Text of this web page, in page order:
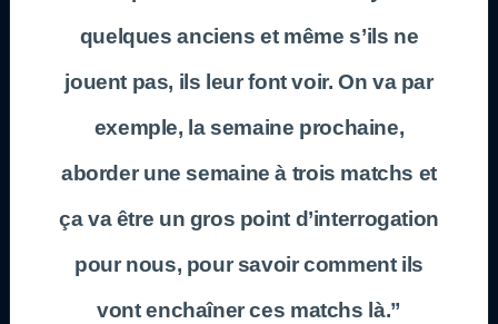
quelques anciens et même s’ils ne
jouent pas, ils leur font voir. On va par
exemple, la semaine prochaine,
aborder une semaine à trois matchs et
ça va être un gros point d’interrogation
pour nous, pour savoir comment ils
vont enchaîner ces matchs là.”